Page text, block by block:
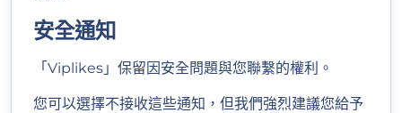
安全通知
「Viplikes」保留因安全問題與您聯繫的權利。
您可以選擇不接收這些通知，但我們強烈建議您給予